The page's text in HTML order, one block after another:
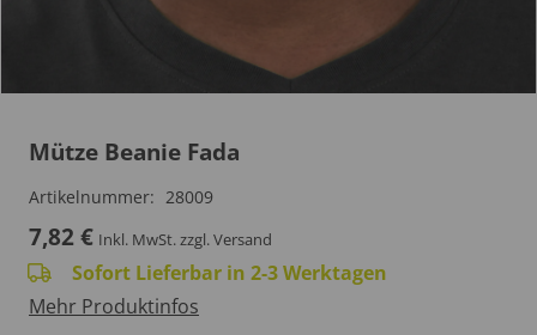
Mütze Beanie Fada
Artikelnummer: 28009
7,82€ Inkl. MwSt.zzgl. Versand
Sofort Lieferbar in 2-3 Werktagen
Mehr Produktinfos